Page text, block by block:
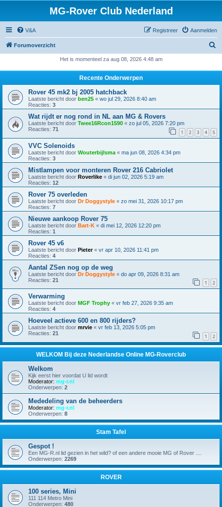
MG-Rover Club Nederland
V&A Aanmelden
Registreer
Forumoverzicht
Het is momenteel za aug 08, 2026 4:48 am
Recente Onderwerpen
Rover 45 mk2 bj 2005 hatchback
Laatste bericht door ben25 « wo jul 29, 2026 8:40 am
Reacties: 3
Wat rijdt er nog rond in NL aan MG & Rovers
Laatste bericht door Twee16Rcon1590 « zo jul 05, 2026 7:20 pm
Reacties: 71 1 2 3 4 5
VVC Solenoids
Laatste bericht door Wouterbijlsma « ma jun 08, 2026 4:34 pm
Reacties: 3
Mistlampen voor monteren Rover 216 Cabriolet
Laatste bericht door Roverlike « di jun 02, 2026 5:19 am
Reacties: 12
Rover 75 overleden
Laatste bericht door Dr Doggystyle « zo mei 31, 2026 10:17 pm
Reacties: 7
Nieuwe aankoop Rover 75
Laatste bericht door Bart-K « di mei 12, 2026 12:20 pm
Reacties: 1
Rover 45 v6
Laatste bericht door Pieter« vr apr 10, 2026 11:41 pm
Reacties: 4
Aantal ZSen nog op de weg
Laatste bericht door Dr Doggystyle « do apr 09, 2026 8:31 am
Reacties: 21 1 2
Verwarming
Laatste bericht door MGF Trophy « vr feb 27, 2026 9:35 am
Reacties: 4
Hoeveel actieve 600 en 800 rijders?
Laatste bericht door mrvie « vr feb 13, 2026 5:05 pm
Reacties: 21 1 2
WELKOM Bij deze Nederlandse Online MG-Roverclub
Welkom
Kijk eerst hier voordat U lid wordt
Moderator: mg-r.nl
Onderwerpen: 2
Mededeling van de beheerders
Moderator: mg-r.nl
Onderwerpen: 8
Stam Tafel
Gespot !
Een MG-R.nl lid gezien in het wild? of een andere mooie MG of Rover ....
Onderwerpen: 2269
ROVER
100 series, Mini
111 114 Metro Mini
Onderwerpen: 480